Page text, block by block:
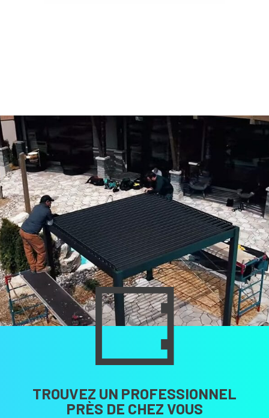
TROUVEZ UN PROFESSIONNEL
PRÈS DE CHEZ VOUS